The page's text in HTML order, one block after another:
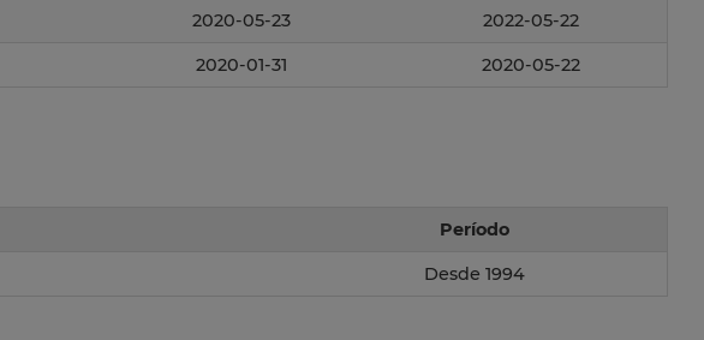
2020-05-23 2022-05-22
2020-01-31 2020-05-22
Período
Desde 1994